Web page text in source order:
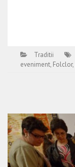
Traditii
eveniment, Folclor,